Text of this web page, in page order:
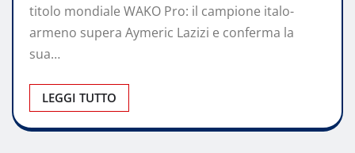
titolo mondiale WAKO Pro: il campione italo-
armeno supera Aymeric Lazizi e conferma la
sua…
LEGGI TUTTO